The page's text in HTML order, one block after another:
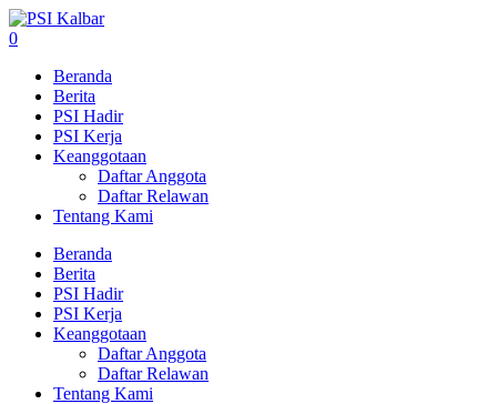
0
Beranda
Berita
PSI Hadir
PSI Kerja
Keanggotaan
Daftar Anggota
Daftar Relawan
Tentang Kami
Beranda
Berita
PSI Hadir
PSI Kerja
Keanggotaan
Daftar Anggota
Daftar Relawan
Tentang Kami